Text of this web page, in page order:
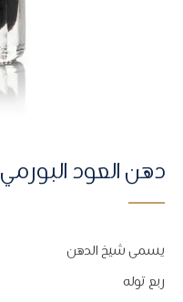
دهن العود البورمي Vip
يسمى شيخ الدهن
ربع توله